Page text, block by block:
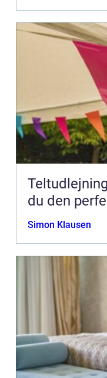
Teltudlejning
du den
Simon Klausen